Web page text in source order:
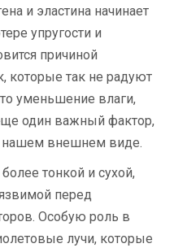
и эластина начинает
упругости и
причиной
которые так не радуют
уменьшение влаги,
один важный фактор,
внешнем виде.
тонкой и сухой,
перед
Особую роль в
лучи, которые